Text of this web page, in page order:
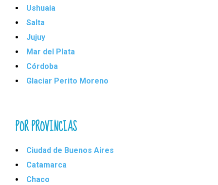
Ushuaia
Salta
Jujuy
Mar del Plata
Córdoba
Glaciar Perito Moreno
POR PROVINCIAS
Ciudad de Buenos Aires
Catamarca
Chaco